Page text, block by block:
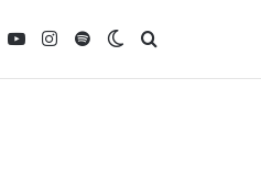
FacebookYouTubeInstagram
SpotifySwitch skin